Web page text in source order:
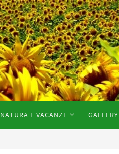
NATURA E VACANZE GALLERY